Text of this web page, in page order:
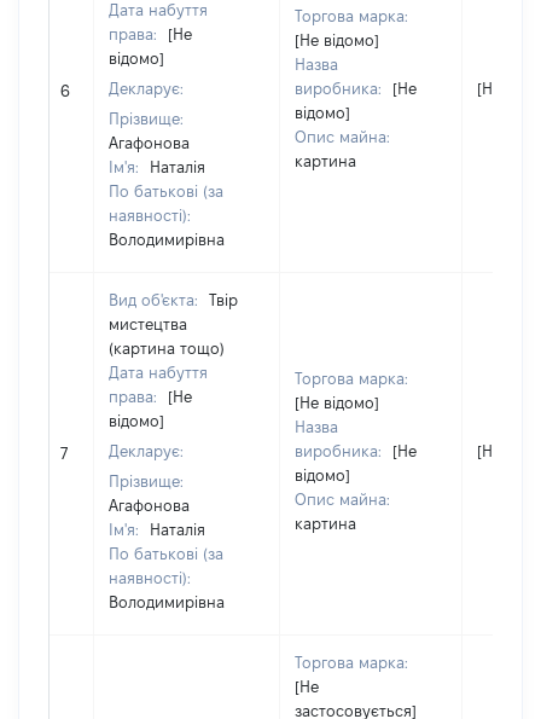
6
Дата набуття
права:
[Не
відомо]
Декларує:
Прізвище:
Агафонова
Ім'я:
Наталія
По батькові (за
наявності):
Володимирівна
Торгова марка:
[Не відомо]
Назва
виробника:
[Не
відомо]
Опис майна:
картина
[Не
7
Вид об'єкта:
Твір
мистецтва
(картина тощо)
Дата набуття
права:
[Не
відомо]
Декларує:
Прізвище:
Агафонова
Ім'я:
Наталія
По батькові (за
наявності):
Володимирівна
Торгова марка:
[Не відомо]
Назва
виробника:
[Не
відомо]
Опис майна:
картина
[Не
Торгова марка:
[Не
застосовується]